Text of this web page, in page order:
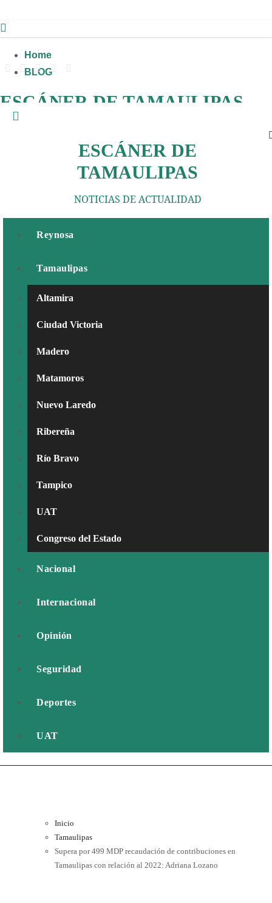
al
Home
BLOG
ESCÁNER DE TAMAULIPAS
ESCÁNER DE
TAMAULIPAS
NOTICIAS DE ACTUALIDAD
Reynosa
Tamaulipas
Altamira
Ciudad Victoria
Madero
Matamoros
Nuevo Laredo
Ribereña
Río Bravo
Tampico
UAT
Congreso del Estado
Nacional
Internacional
Opinión
Seguridad
Deportes
UAT
Inicio
Tamaulipas
Supera por 499 MDP recaudación de contribuciones en
Tamaulipas con relación al 2022: Adriana Lozano